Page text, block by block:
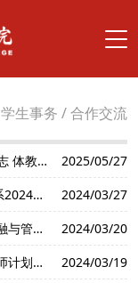
搜索
学生事务 /合作交流
【境内研学】关于组织开展“京珠携手培师志 体教融合铸匠心”赴京学习交流活动的通知
2025/05/27
【国际交流】北京师范大学文理学院中文系2024年暑期国际小学分项目宣讲会
2024/03/27
【国际交流】2024年秋季德国法兰克福金融与管理学院优师计划交换生项目报名通知
2024/03/20
【境外交流】2024年秋季彰化师范大学优师计划交换生项目报名通知
2024/03/19